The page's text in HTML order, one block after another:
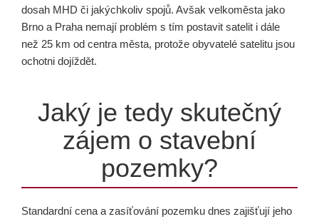
dosah MHD či jakýchkoliv spojů. Avšak velkoměsta jako
Brno a Praha nemají problém s tím postavit satelit i dále
než 25 km od centra města, protože obyvatelé satelitu jsou
ochotni dojíždět.
Jaký je tedy skutečný
zájem o stavební
pozemky?
Standardní cena a zasíťování pozemku dnes zajišťují jeho